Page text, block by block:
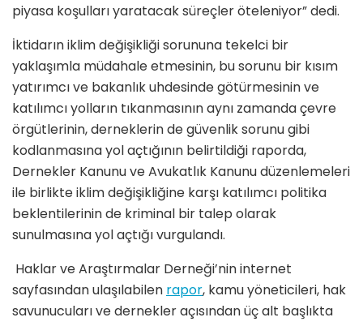
piyasa koşulları yaratacak süreçler öteleniyor” dedi.
İktidarın iklim değişikliği sorununa tekelci bir
yaklaşımla müdahale etmesinin, bu sorunu bir kısım
yatırımcı ve bakanlık uhdesinde götürmesinin ve
katılımcı yolların tıkanmasının aynı zamanda çevre
örgütlerinin, derneklerin de güvenlik sorunu gibi
kodlanmasına yol açtığının belirtildiği raporda,
Dernekler Kanunu ve Avukatlık Kanunu düzenlemeleri
ile birlikte iklim değişikliğine karşı katılımcı politika
beklentilerinin de kriminal bir talep olarak
sunulmasına yol açtığı vurgulandı.
Haklar ve Araştırmalar Derneği’nin internet
sayfasından ulaşılabilen rapor, kamu yöneticileri, hak
savunucuları ve dernekler açısından üç alt başlıkta